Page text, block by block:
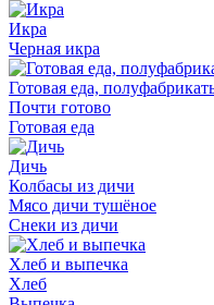
Икра
Черная икра
Готовая еда,
Почти готово
Готовая еда
Дичь
Колбасы из дичи
Мясо дичи тушёное
Снеки из дичи
Хлеб и выпечка
Хлеб